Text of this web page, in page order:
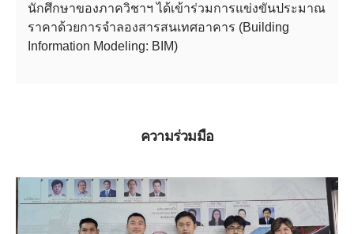
นักศึกษาของภาควิชาฯ ได้เข้าร่วมการแข่งขันประมาณ
ราคาด้วยการจำลองสารสนเทศอาคาร (Building
Information Modeling: BIM)
ความร่วมมือ